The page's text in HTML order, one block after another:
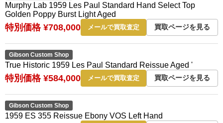
Murphy Lab 1959 Les Paul Standard Hand Select Top
Golden Poppy Burst Light Aged
特別価格 ¥708,000 メールで買取査定 買取ページを見る
Gibson Custom Shop
True Historic 1959 Les Paul Standard Reissue Aged '
特別価格 ¥584,000 メールで買取査定 買取ページを見る
Gibson Custom Shop
1959 ES 355 Reissue Ebony VOS Left Hand